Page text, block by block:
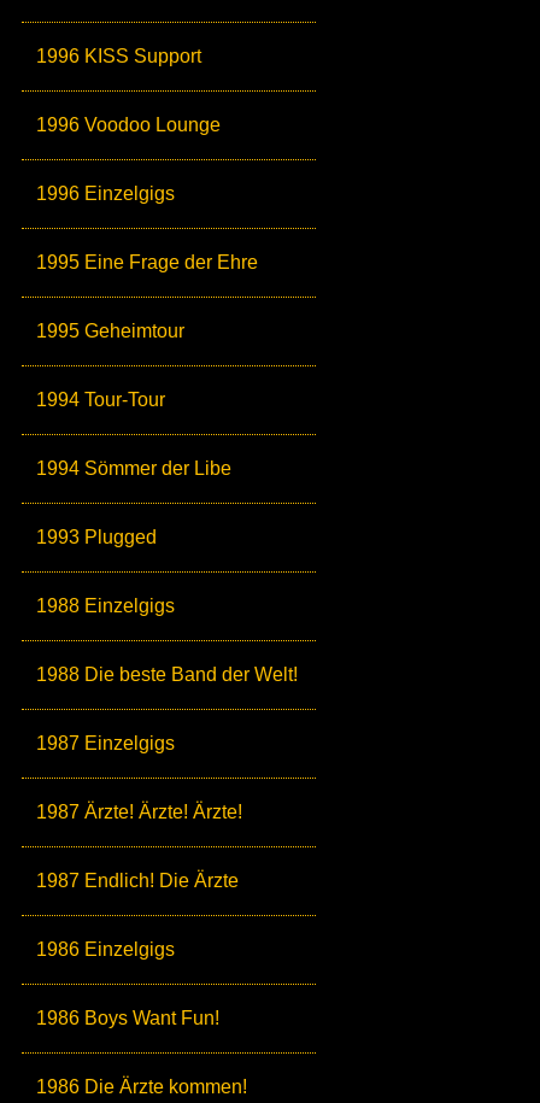
1996 KISS Support
1996 Voodoo Lounge
1996 Einzelgigs
1995 Eine Frage der Ehre
1995 Geheimtour
1994 Tour-Tour
1994 Sömmer der Libe
1993 Plugged
1988 Einzelgigs
1988 Die beste Band der Welt!
1987 Einzelgigs
1987 Ärzte! Ärzte! Ärzte!
1987 Endlich! Die Ärzte
1986 Einzelgigs
1986 Boys Want Fun!
1986 Die Ärzte kommen!